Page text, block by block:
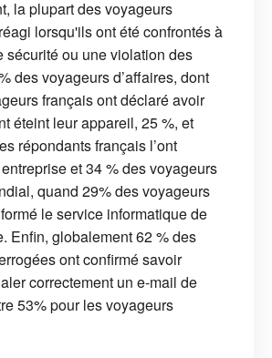
la plupart des voyageurs
lorsqu'ils ont été confrontés à
sécurité ou une violation des
des voyageurs d’affaires, dont
français ont déclaré avoir
éteint leur appareil, 25 %, et
répondants français l’ont
et 34 % des voyageurs
quand 29% des voyageurs
le service informatique de
Enfin, globalement 62 % des
ont confirmé savoir
correctement un e-mail de
53% pour les voyageurs